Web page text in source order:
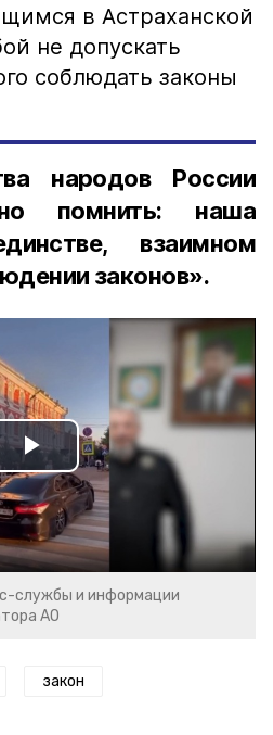
в Астраханской
не допускать
соблюдать законы
народов России
помнить: наша
взаимном
законов».
Play
Video
службы и информации
АО
закон